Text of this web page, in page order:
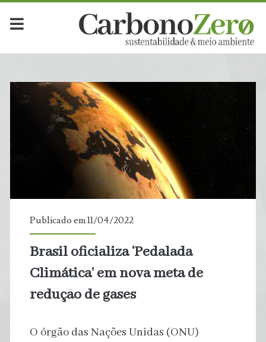
Categoria:
<span>Natureza</
Publicado em 11/04/2022
Brasil oficializa ‘Pedalada
Climática’ em nova meta de
redução de gases
O órgão das Nações Unidas (ONU)